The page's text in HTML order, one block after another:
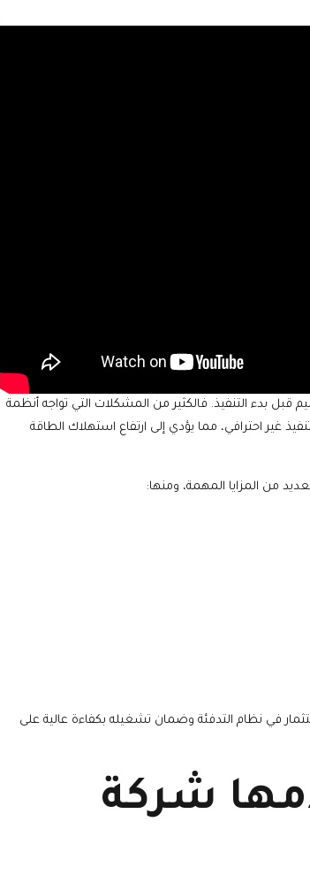
بدء التنفيذ. فالكثير من المشكلات التي تواجه أنظمة
غير احترافي، مما يؤدي إلى ارتفاع استهلاك الطاقة
من المزايا المهمة، ومنها:
في نظام التدفئة وضمان تشغيله بكفاءة عالية على
شركة